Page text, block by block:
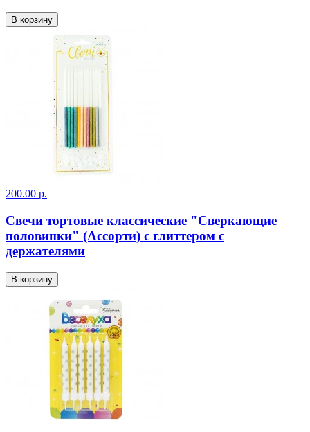
В корзину
200.00 р.
Свечи тортовые классические "Сверкающие
половинки" (Ассорти) с глиттером с
держателями
В корзину